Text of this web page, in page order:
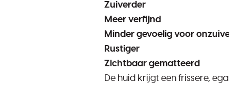
Zuiverder
Meer verfijnd
Minder gevoelig voor
Rustiger
Zichtbaar gematteerd
De huid krijgt een frissere,